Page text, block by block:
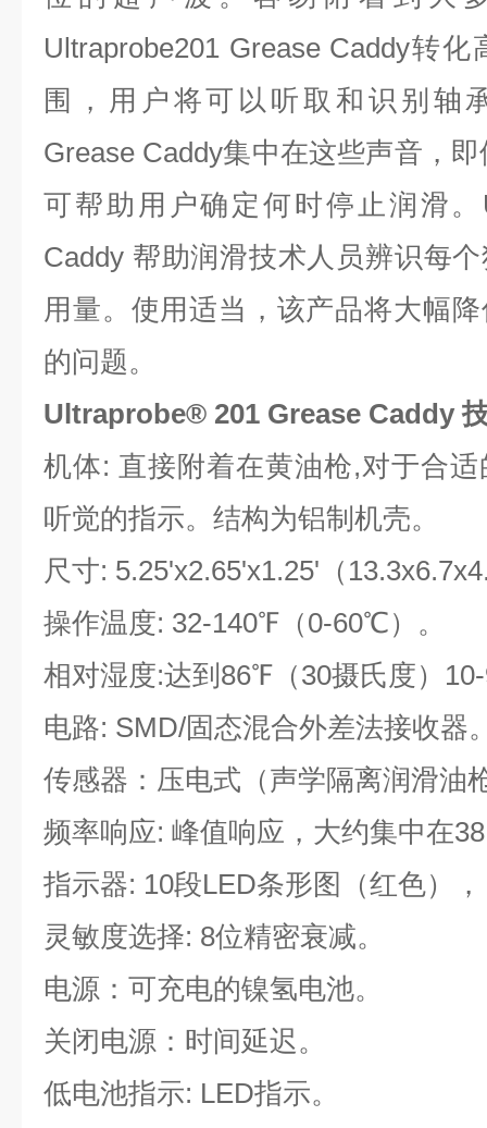
Ultraprobe201 Grease Caddy转
围，用户将可以听取和识别轴
Grease Caddy集中在这些声音，
可帮助用户确定何时停止润滑。
Caddy 帮助润滑技术人员辨识每
用量。使用适当，该产品将大幅
的问题。
Ultraprobe® 201 Grease Caddy
机体: 直接附着在黄油枪,对于合
听觉的指示。结构为铝制机壳。
尺寸: 5.25'x2.65'x1.25'（
操作温度: 32-140℉（0-60℃）。
相对湿度:达到86℉（30摄氏度）
电路: SMD/固态混合外差法接收器
传感器：压电式（声学隔离润滑油
频率响应: 峰值响应，大约集中在
指示器: 10段LED条形图（红色），
灵敏度选择: 8位精密衰减。
电源：可充电的镍氢电池。
关闭电源：时间延迟。
低电池指示: LED指示。